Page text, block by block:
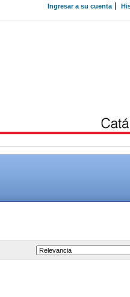
Ingresar a su cuenta